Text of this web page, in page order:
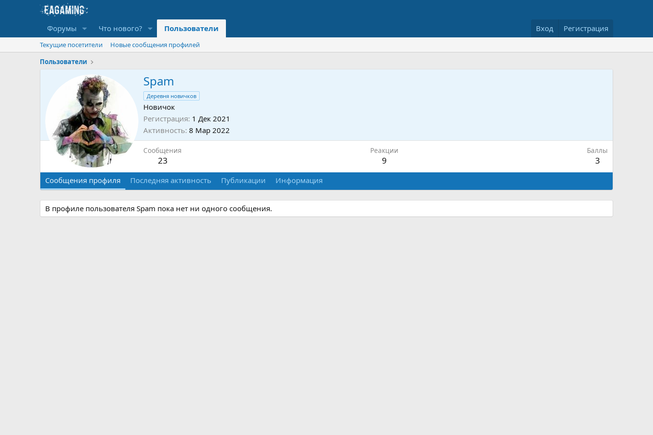
Форумы Что нового? Пользователи Вход Регистрация
Текущие посетители
Новые сообщения профилей
Пользователи
Spam
Деревня новичков
Новичок
Регистрация 1 Дек 2021
Активность 8 Мар 2022
Сообщения
23
Реакции
9
Баллы
3
Сообщения профиля Последняя активность Публикации Информация
В профиле пользователя Spam пока нет ни одного сообщения.